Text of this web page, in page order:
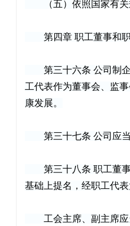
（五）依照国家有关
第四章 职工董事和职
第三十六条 公司制企
工代表作为董事会、监
康发展。
第三十七条 公司应当
第三十八条 职工董事
基础上提名，经职工代
工会主席、副主席应